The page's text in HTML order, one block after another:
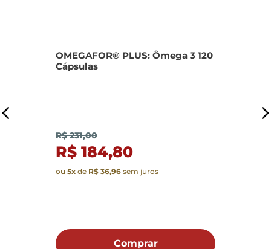
OMEGAFOR® PLUS: Ômega 3 120
Cápsulas
R$ 231,00
R$ 184,80
ou 5x de R$ 36,96 sem juros